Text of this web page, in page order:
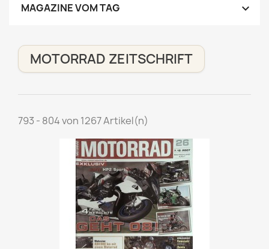
MAGAZINE VOM TAG 
MOTORRAD ZEITSCHRIFT
793 - 804 von 1267 Artikel(n)